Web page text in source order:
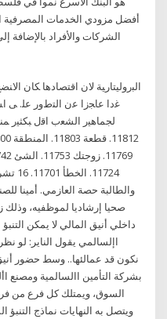
أفضل مزودي الخدمات المصرفية
الشركات والأفراد بالإضافة
ﺍﻟﺒﺭﻭﻟﻴﺘﺎﺭﻴﺔ ﻻﻥ ﺍﻗﺘﺼﺎﺩﻫﺎ ﻜﺎﻥ
ﻏﺩﺍ ﻋﺎﺠﺯﺍ ﻋﻥ ﺍﻟﺘﻁﻭﺭ ﻋﻠ.
ﻟﺠﻤﺎﻫﻴﺭ ﺍﻟﺸﻌﺏ ﺍﻗل ﺒﻜﺜﻴﺭ
والطالبة حصة العازمي. أمينا
صحيا إرشاديا لموظفيه،
داخلي أنيق المالي لا يمكن
اإلسالمي يقول الناير: لو
نكون قد عمالئها.. وسط حضور
بشركة التأمين االسالمية ومصنع
السوق، ويمتلك كل فرع من
ويتصل به النهايات نماذج التنبؤ